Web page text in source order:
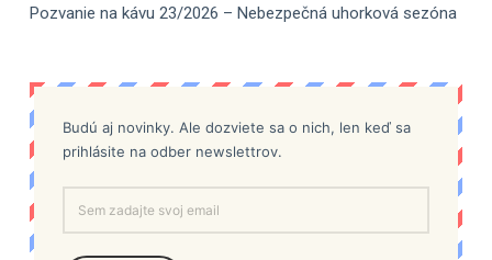
Pozvanie na kávu 23/2026 – Nebezpečná uhorková sezóna
Budú aj novinky. Ale dozviete sa o nich, len keď sa
prihlásite na odber newslettrov.